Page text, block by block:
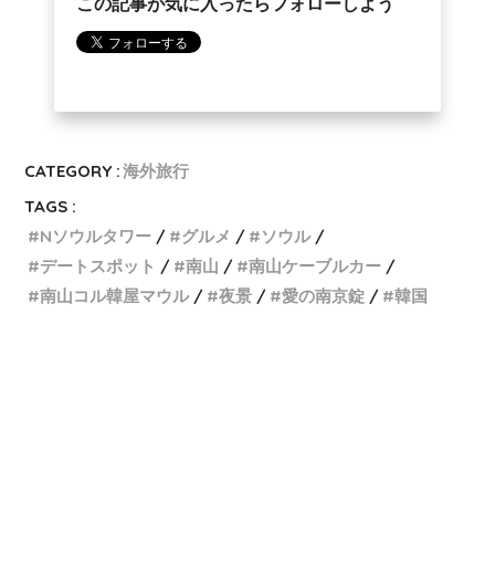
CATEGORY :海外旅行
TAGS :
Nソウルタワー
グルメ
ソウル
デートスポット
南山
南山ケーブルカー
南山コル韓屋マウル
夜景 愛の南京錠 韓国